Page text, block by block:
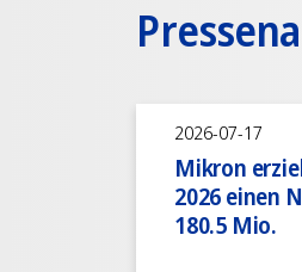
2026-07-17
Mikron
2026 einen
180.5 Mio.